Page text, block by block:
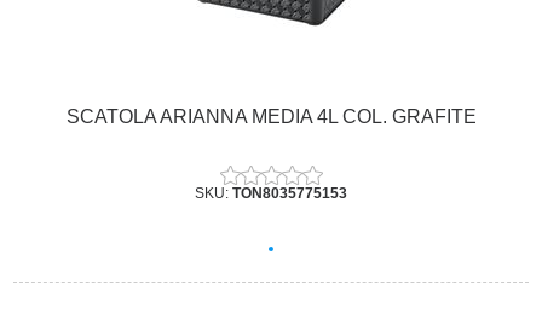
SCATOLA ARIANNA MEDIA 4L COL. GRAFITE
SKU: TON8035775153